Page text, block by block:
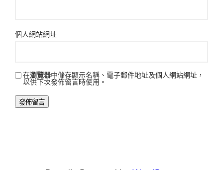
個人網站網址
在瀏覽器中儲存顯示名稱、電子郵件地址及個人網站網址，
以供下次發佈留言時使用。